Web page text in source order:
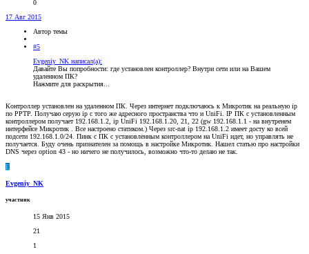
0
17 Авг 2015
Автор темы
#5
Evgeniy_NK написал(а):
Давайте Вы попробности: где установлен контроллер? Внутри сети или на Вашем
удаленном ПК?
Нажмите для раскрытия...
Контроллер установлен на удаленном ПК. Через интернет подключаюсь к Микротик на реальную ір
по PPTP. Получаю серую ір с того же адресного пространства что и UniFi. ІР ПК с установленным
контроллером получает 192.168.1.2, ip UniFi 192.168.1.20, 21, 22 (gw 192.168.1.1 - на внутренем
интерфейсе Микротик . Все настроено статиком.) Через src-nat ір 192.168.1.2 имеет досту ко всей
подсети 192.168.1.0/24. Пинк с ПК с установленным контроллером на UniFi идет, но управлять не
получается. Буду очень признателен за помощь в настройке Микротик. Нашел статью про настройки
DNS через option 43 - но ничего не получилось, возможно что-то делаю не так.
E
Evgeniy_NK
участник
15 Янв 2015
21
1